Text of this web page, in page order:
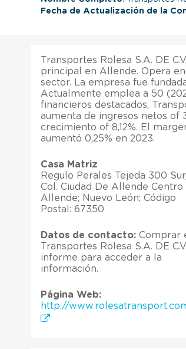
Fecha de Actualización de la
Transportes Rolesa S.A. DE
principal en Allende. Opera
sector. La empresa fue
Actualmente emplea a 50
financieros destacados,
aumenta de ingresos netos of
crecimiento of 8,12%. El
aumentó 0,25% en 2023.
Casa Matriz
Regulo Perales Tejeda 300 Sur,
Col. Ciudad De Allende Centro
Allende; Nuevo León; Código
Postal: 67350
Datos de contacto: Comprar
Transportes Rolesa S.A. DE C.V.
informe para acceder a la
información.
Página Web:
http://